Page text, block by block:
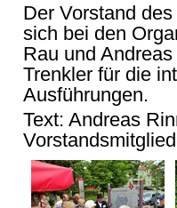
Der Vorstand
sich bei den
Rau und
Trenkler für die
Ausführungen.
Text: Andreas